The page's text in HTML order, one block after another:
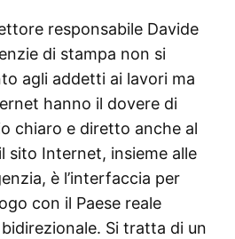
responsabile Davide
di stampa non si
agli addetti ai lavori ma
hanno il dovere di
chiaro e diretto anche al
sito Internet, insieme alle
è l’interfaccia per
con il Paese reale
Si tratta di un